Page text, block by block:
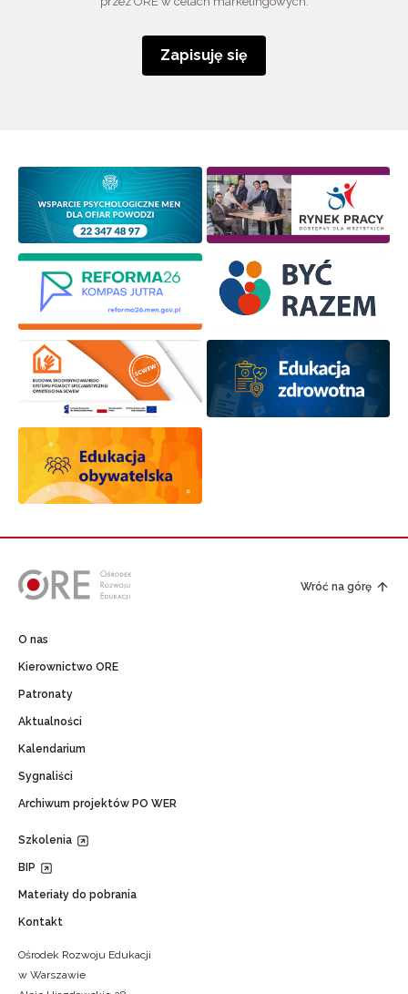
Zapisuję się
Wróć na górę
O nas
Kierownictwo ORE
Patronaty
Aktualności
Kalendarium
Sygnaliści
Archiwum projektów PO WER
Szkolenia
BIP
Materiały do pobrania
Kontakt
Ośrodek Rozwoju Edukacji
w Warszawie